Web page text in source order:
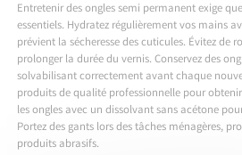
Entretenir des ongles semi permanent exige
essentiels. Hydratez régulièrement vos mains
prévient la sécheresse des cuticules. Évitez de
prolonger la durée du vernis. Conservez des
solvabilisant correctement avant chaque
produits de qualité professionnelle pour
les ongles avec un dissolvant sans acétone
Portez des gants lors des tâches ménagères,
produits abrasifs.